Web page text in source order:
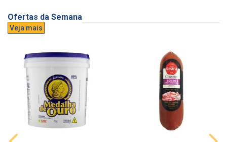
Ofertas da Semana
Veja mais